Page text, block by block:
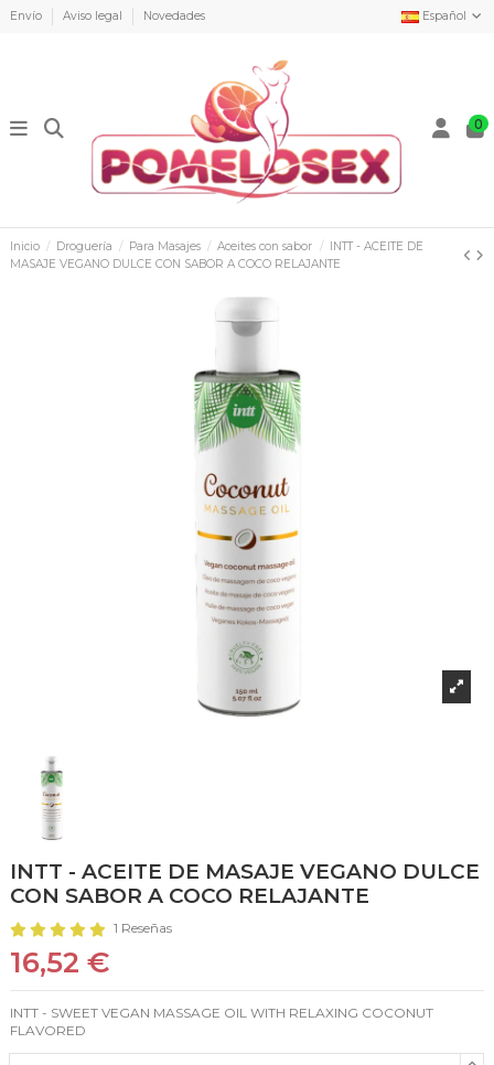
Envío Aviso legal Novedades Español
0
Inicio Droguería Para Masajes Aceites con sabor
INTT - ACEITE DE
MASAJE VEGANO DULCE CON SABOR A COCO RELAJANTE
INTT - ACEITE DE MASAJE VEGANO DULCE
CON SABOR A COCO RELAJANTE
1 Reseñas
16,52 €
INTT - SWEET VEGAN MASSAGE OIL WITH RELAXING COCONUT
FLAVORED